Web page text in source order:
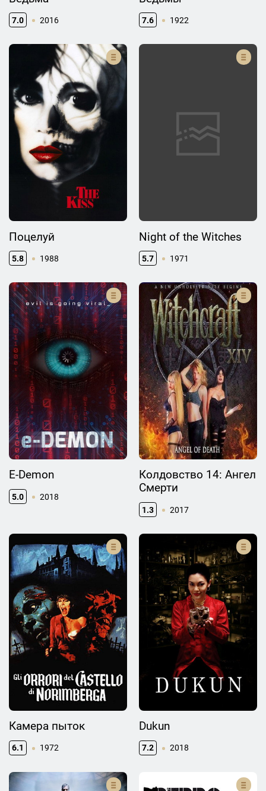
7.0 2016 7.6 1922
Поцелуй
5.8 1988
Night of the Witches
5.7 1971
E-Demon
5.0 2018
Колдовство 14: Ангел
Смерти
1.3 2017
Камера пыток
6.1 1972
Dukun
7.2 2018